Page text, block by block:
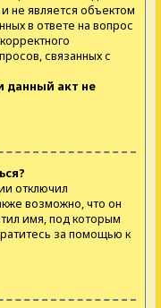
не является объектом
в ответе на вопрос
связанных с
данный акт не
отключил
возможно, что он
имя, под которым
за помощью к